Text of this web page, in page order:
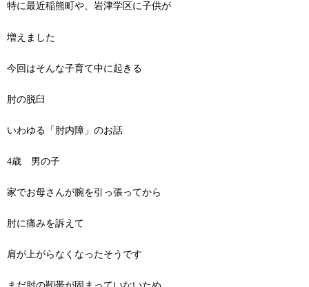
特に最近稲熊町や、岩津学区に子供が
増えました
今回はそんな子育て中に起きる
肘の脱臼
いわゆる「肘内障」のお話
4歳 男の子
家でお母さんが腕を引っ張ってから
肘に痛みを訴えて
肩が上がらなくなったそうです